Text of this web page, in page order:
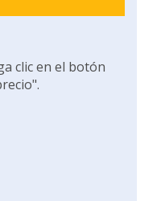
clic en el botón